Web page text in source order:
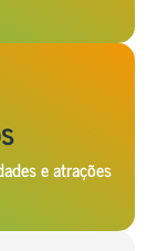
e atrações